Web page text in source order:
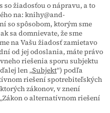
so žiadosťou o nápravu, a to
na: knihy@and-
so spôsobom, ktorým sme
sa domnievate, že sme
na Vašu žiadosť zamietavo
od jej odoslania, máte právo
riešenia sporu subjektu
len „Subjekt“) podľa
riešení spotrebiteľských
zákonov, v znení
o alternatívnom riešení